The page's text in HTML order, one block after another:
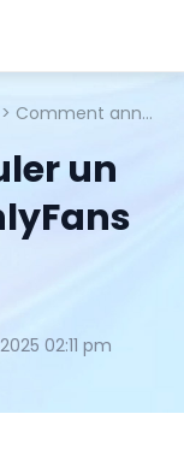
> Comment annuler un abonnement OnlyFans en 2025 ?
un
02:11 pm